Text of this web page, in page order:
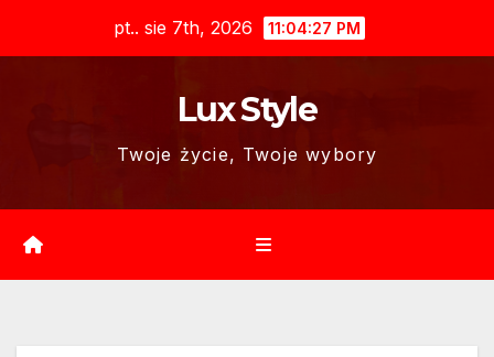
pt.. sie 7th, 2026 11:04:28 PM
Lux Style
Twoje życie, Twoje wybory